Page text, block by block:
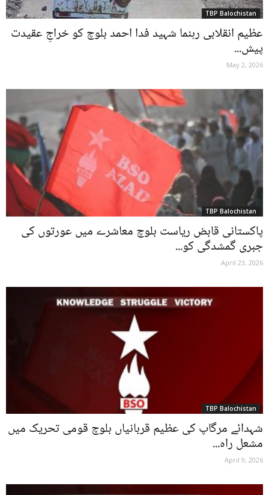
TBP Balochistan
عظیم انقلابی رہنما شہید فدا احمد بلوچ کو خراجِ عقیدت
پیش...
May 2, 2026
TBP Balochistan
پاکستانی قابض ریاست بلوچ معاشرے میں عورتوں کی
جبری گمشدگی کو...
April 23, 2026
TBP Balochistan
شہدائے مرگاپ کی عظیم قربانیاں بلوچ قومی تحریک میں
مشعل راہ...
April 9, 2026